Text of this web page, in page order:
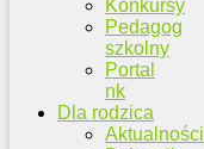
Konkursy
Pedagog
szkolny
Portal
nk
Dla rodzica
Aktualności